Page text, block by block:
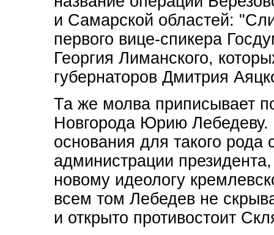
и Самарской областей:
первого вице-спикера
Георгия Лиманского,
губернаторов Дмитрия
Та же молва приписывает
Новгорода Юрию
основания для такого рода
администрации
новому идеологу
всем том Лебедев не
и открыто противостоит